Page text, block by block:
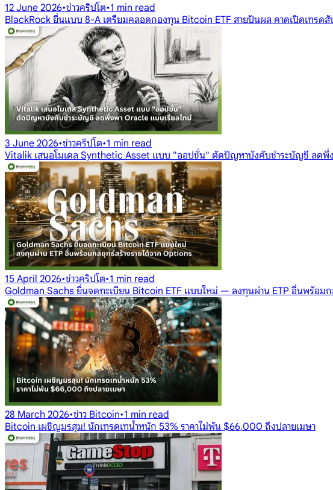
12 June 2026•ข่าวคริปโต•1 min read
BlackRock ยื่นแบบ 8-A เตรียมคลอดกองทุน Bitcoin ETF สายปันผล คาดเปิดเทรดสั
3 June 2026•ข่าวคริปโต•1 min read
Vitalik เสนอโมเดล Synthetic Asset แบบ "ออปชั่น" ตัดปัญหาบังคับชำระบัญชี ลดพึ่
15 April 2026•ข่าวคริปโต•1 min read
Goldman Sachs ยื่นจดทะเบียน Bitcoin ETF แบบใหม่ — ลงทุนผ่าน ETP อื่นพร้อมก
28 March 2026•ข่าว Bitcoin•1 min read
Bitcoin เผชิญมรสุม! นักเทรดเทน้ำหนัก 53% ราคาไม่พ้น $66,000 ถึงปลายเมษา